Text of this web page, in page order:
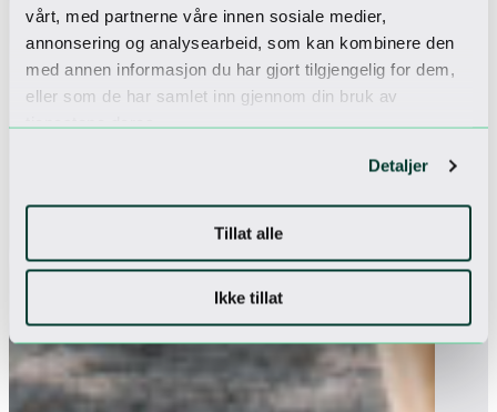
vårt, med partnerne våre innen sosiale medier,
annonsering og analysearbeid, som kan kombinere den
med annen informasjon du har gjort tilgjengelig for dem,
eller som de har samlet inn gjennom din bruk av
tjenestene deres.
Detaljer
Tillat alle
Ikke tillat